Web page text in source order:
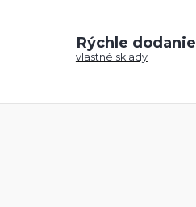
Rýchle dodanie
vlastné sklady